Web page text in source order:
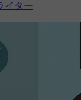
イター